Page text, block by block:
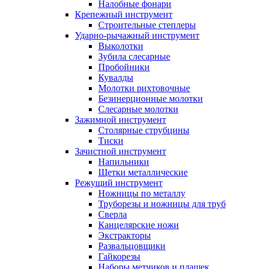
Налобные фонари
Крепежный инструмент
Строительные степлеры
Ударно-рычажный инструмент
Выколотки
Зубила слесарные
Пробойники
Кувалды
Молотки рихтовочные
Безинерционные молотки
Слесарные молотки
Зажимной инструмент
Столярные струбцины
Тиски
Зачистной инструмент
Напильники
Щетки металлические
Режущий инструмент
Ножницы по металлу
Труборезы и ножницы для труб
Сверла
Канцелярские ножи
Экстракторы
Развальцовщики
Гайкорезы
Наборы метчиков и плашек